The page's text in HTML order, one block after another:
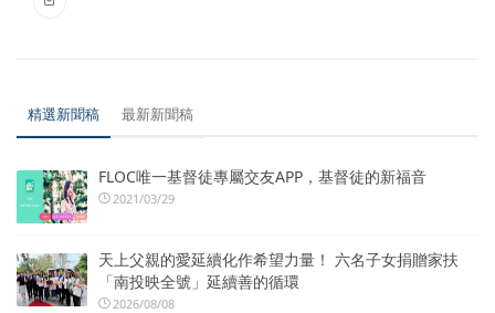
精選新聞稿 最新新聞稿
FLOC唯一基督徒專屬交友APP，基督徒的新福音
2021/03/29
天上父親的愛延續化作希望力量！ 六名子女捐贈家扶
「南投映全號」延續善的循環
2026/08/08